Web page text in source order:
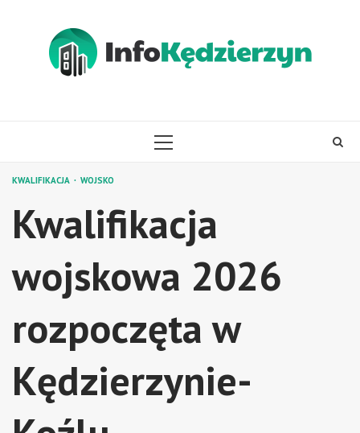
PRIMARY
KWALIFIKACJA WOJSKO
Kwalifikacja
wojskowa 2026
rozpoczęta w
Kędzierzynie-